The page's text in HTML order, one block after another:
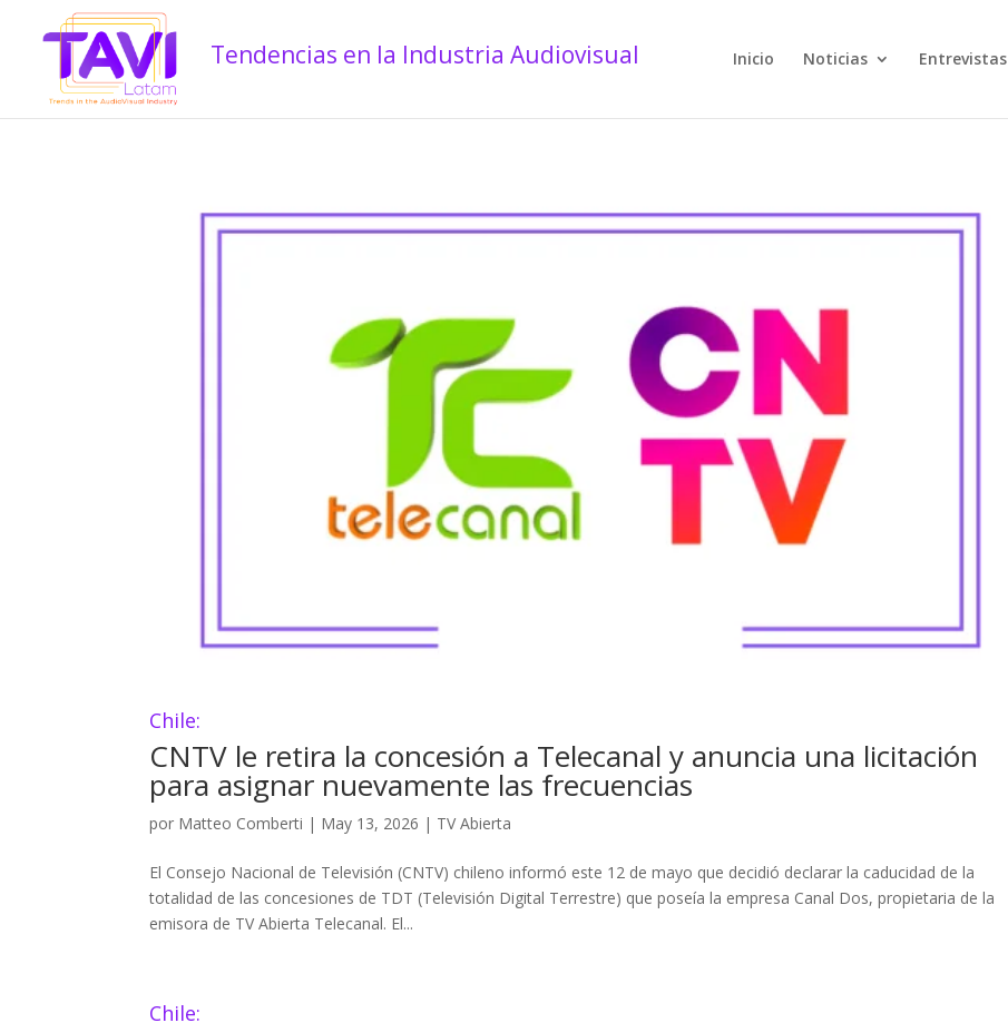
Inicio Noticias Entrevistas
Chile:
CNTV le retira la concesión a Telecanal y anuncia una licitación
para asignar nuevamente las frecuencias
por Matteo Comberti | May 13, 2026 | TV Abierta
El Consejo Nacional de Televisión (CNTV) chileno informó este 12 de mayo que decidió declarar la caducidad de la
totalidad de las concesiones de TDT (Televisión Digital Terrestre) que poseía la empresa Canal Dos, propietaria de la
emisora de TV Abierta Telecanal. El...
Chile: